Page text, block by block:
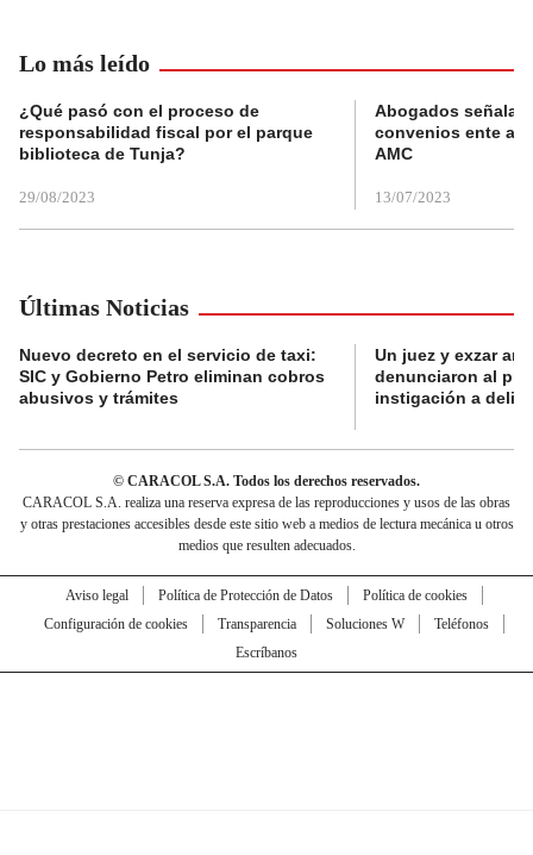
Lo más leído
¿Qué pasó con el proceso de
responsabilidad fiscal por el parque
biblioteca de Tunja?
29/08/2023
Abogados
convenios ente
AMC
13/07/2023
Últimas Noticias
Nuevo decreto en el servicio de taxi:
SIC y Gobierno Petro eliminan cobros
abusivos y trámites
Un juez y exzar
denunciaron al
instigación a
© CARACOL S.A. Todos los derechos reservados.
CARACOL S.A. realiza una reserva expresa de las reproducciones y usos de las obras
y otras prestaciones accesibles desde este sitio web a medios de lectura mecánica u otros
medios que resulten adecuados.
Aviso legal Política de Protección de Datos
Política de cookies
Configuración de cookies
Transparencia Soluciones W
Teléfonos
Escríbanos